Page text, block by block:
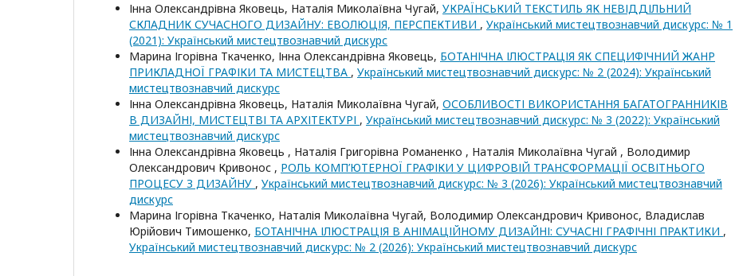
Інна Олександрівна Яковець, Наталія Миколаївна Чугай, УКРАЇНСЬКИЙ ТЕКСТИЛЬ ЯК НЕВІДДІЛЬНИЙ
СКЛАДНИК СУЧАСНОГО ДИЗАЙНУ: ЕВОЛЮЦІЯ, ПЕРСПЕКТИВИ , Український мистецтвознавчий дискурс: № 1
(2021): Український мистецтвознавчий дискурс
Марина Ігорівна Ткаченко, Інна Олександрівна Яковець, БОТАНІЧНА ІЛЮСТРАЦІЯ ЯК СПЕЦИФІЧНИЙ ЖАНР
ПРИКЛАДНОЇ ГРАФІКИ ТА МИСТЕЦТВА , Український мистецтвознавчий дискурс: № 2 (2024): Український
мистецтвознавчий дискурс
Інна Олександрівна Яковець, Наталія Миколаївна Чугай, ОСОБЛИВОСТІ ВИКОРИСТАННЯ БАГАТОГРАННИКІВ
В ДИЗАЙНІ, МИСТЕЦТВІ ТА АРХІТЕКТУРІ , Український мистецтвознавчий дискурс: № 3 (2022): Український
мистецтвознавчий дискурс
Інна Олександрівна Яковець , Наталія Григорівна Романенко , Наталія Миколаївна Чугай , Володимир
Олександрович Кривонос , РОЛЬ КОМП’ЮТЕРНОЇ ГРАФІКИ У ЦИФРОВІЙ ТРАНСФОРМАЦІЇ ОСВІТНЬОГО
ПРОЦЕСУ З ДИЗАЙНУ , Український мистецтвознавчий дискурс: № 3 (2026): Український мистецтвознавчий
дискурс
Марина Ігорівна Ткаченко, Наталія Миколаївна Чугай, Володимир Олександрович Кривонос, Владислав
Юрійович Тимошенко, БОТАНІЧНА ІЛЮСТРАЦІЯ В АНІМАЦІЙНОМУ ДИЗАЙНІ: СУЧАСНІ ГРАФІЧНІ ПРАКТИКИ ,
Український мистецтвознавчий дискурс: № 2 (2026): Український мистецтвознавчий дискурс